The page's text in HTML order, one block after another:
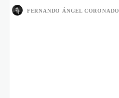
FERNANDO ÁNGEL CORONADO